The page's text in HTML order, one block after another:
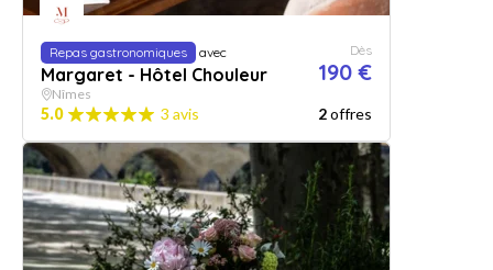
Repas gastronomiques avec
Margaret - Hôtel Chouleur
Dès
190 €
Nîmes
5.0 3 avis 2offres